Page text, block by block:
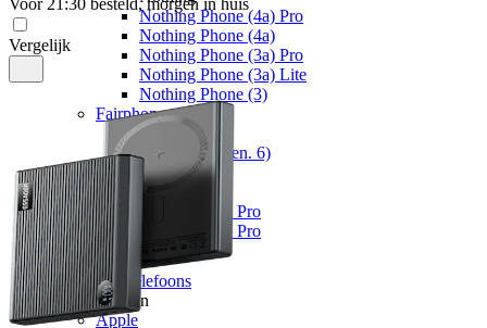
Nothing Phone (4a) Pro
Nothing Phone (4a)
Nothing Phone (3a) Pro
Nothing Phone (3a) Lite
Nothing Phone (3)
Fairphone
Fairphone
Fairphone (Gen. 6)
Realme
Realme
Realme GT 8 Pro
Realme GT 7 Pro
Telefoons
Alle telefoons
Merken
Apple
Voor 21:30 besteld, morgen in huis
Vergelijk